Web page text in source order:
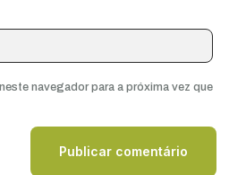
navegador para a próxima vez que